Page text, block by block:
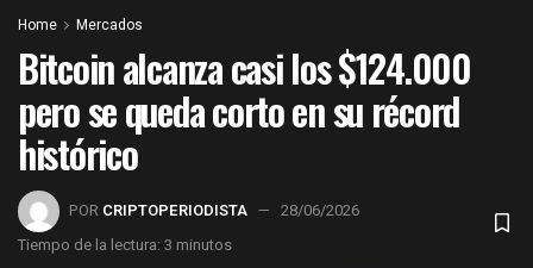
Home Mercados
Bitcoin alcanza casi los $124.000
pero se queda corto en su récord
histórico
POR CRIPTOPERIODISTA
28/06/2026
Tiempo de la lectura: 3 minutos